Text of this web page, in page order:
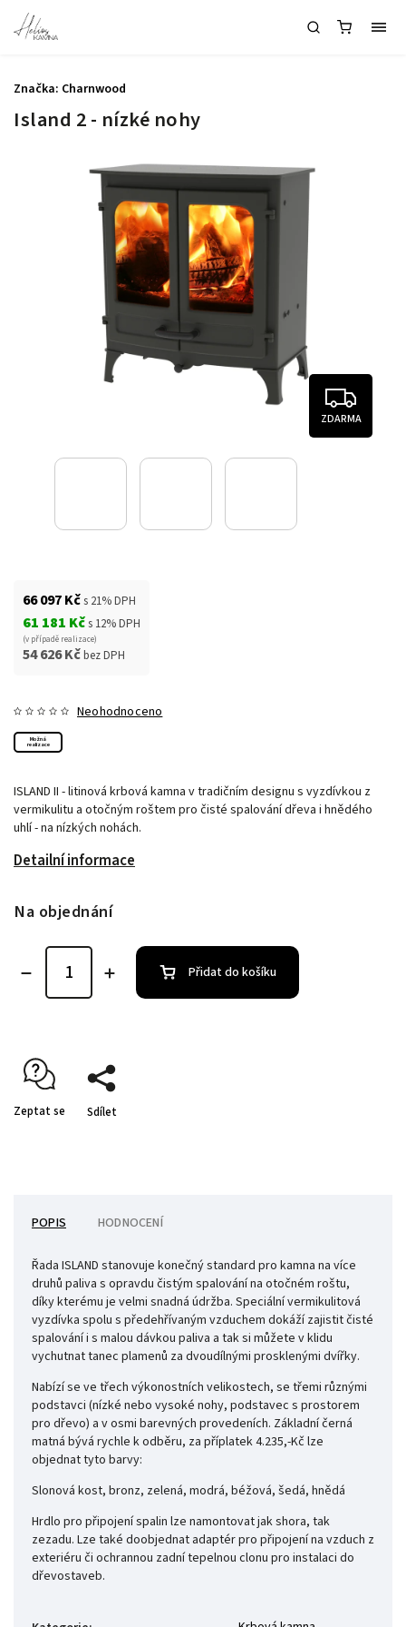
Island 2 - nízké nohy
ZDARMA
66 097 Kčs 21% DPH
61 181 Kčs 12% DPH
(v případě realizace)
54 626 Kčbez DPH
Možná
realizace
Neohodnoceno
ISLAND II - litinová krbová kamna v tradičním designu s vyzdívkou z
vermikulitu a otočným roštem pro čisté spalování dřeva i hnědého
uhlí - na nízkých nohách.
Detailní informace
Značka: Charnwood
Na objednání
Přidat do košíku
Zeptat se Sdílet
POPIS HODNOCENÍ
Řada ISLAND stanovuje konečný standard pro kamna na více
druhů paliva s opravdu čistým spalování na otočném roštu,
díky kterému je velmi snadná údržba. Speciální vermikulitová
vyzdívka spolu s předehřívaným vzduchem dokáží zajistit čisté
spalování i s malou dávkou paliva a tak si můžete v klidu
vychutnat tanec plamenů za dvoudílnými prosklenými dvířky.
Nabízí se ve třech výkonostních velikostech, se třemi různými
podstavci (nízké nebo vysoké nohy, podstavec s prostorem
pro dřevo) a v osmi barevných provedeních. Základní černá
matná bývá rychle k odběru, za příplatek 4.235,-Kč lze
objednat tyto barvy:
Slonová kost, bronz, zelená, modrá, béžová, šedá, hnědá
Hrdlo pro připojení spalin lze namontovat jak shora, tak
zezadu. Lze také doobjednat adaptér pro připojení na vzduch z
exteriéru či ochrannou zadní tepelnou clonu pro instalaci do
dřevostaveb.